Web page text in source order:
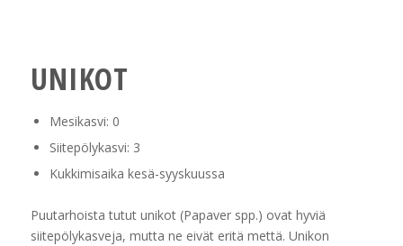
UNIKOT
Mesikasvi: 0
Siitepölykasvi: 3
Kukkimisaika kesä-syyskuussa
Puutarhoista tutut unikot (Papaver spp.) ovat hyviä
siitepölykasveja, mutta ne eivät eritä mettä. Unikon